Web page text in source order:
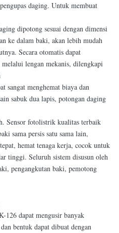
daging. Untuk membuat
dipotong sesuai dengan dimensi
ke dalam baki, akan lebih mudah
Secara otomatis dapat
lengan mekanis, dilengkapi
sangat menghemat biaya dan
sabuk dua lapis, potongan daging
Sensor fotolistrik kualitas terbaik
sama persis satu sama lain,
hemat tenaga kerja, cocok untuk
tinggi. Seluruh sistem disusun oleh
pengangkutan baki, pemotong
126 dapat mengusir banyak
bentuk dapat dibuat dengan